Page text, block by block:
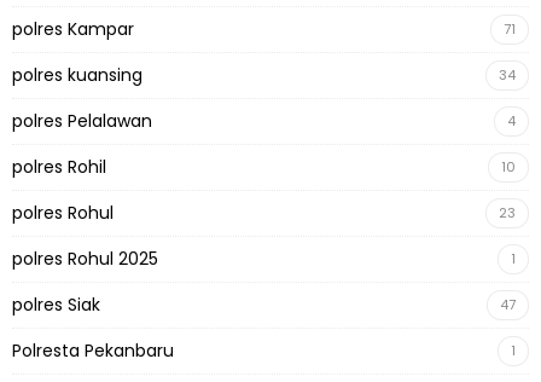
polres Kampar 71
polres kuansing 34
polres Pelalawan 4
polres Rohil 10
polres Rohul 23
polres Rohul 2025 1
polres Siak 47
Polresta Pekanbaru 1